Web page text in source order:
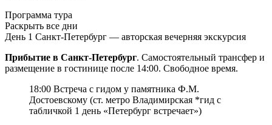
Программа тура
Раскрыть все дни
День 1 Санкт-Петербург — авторская вечерняя экскурсия
Прибытие в Санкт-Петербург. Самостоятельный трансфер и
размещение в гостинице после 14:00. Свободное время.
18:00 Встреча с гидом у памятника Ф.М.
Достоевскому (ст. метро Владимирская *гид с
табличкой 1 день «Петербург встречает»)